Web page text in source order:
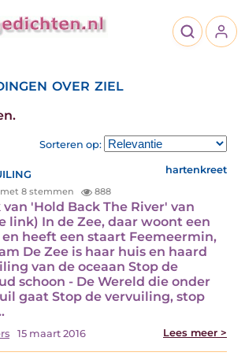
over ziel
Sorteren op:
hartenkreet
met 8 stemmen 888
'Hold Back The River' van
link) In de Zee, daar woont een
heeft een staart Feemeermin,
De Zee is haar huis en haard
van de oceaan Stop de
schoon - De Wereld die onder
gaat Stop de vervuiling, stop
15 maart 2016 Lees meer >